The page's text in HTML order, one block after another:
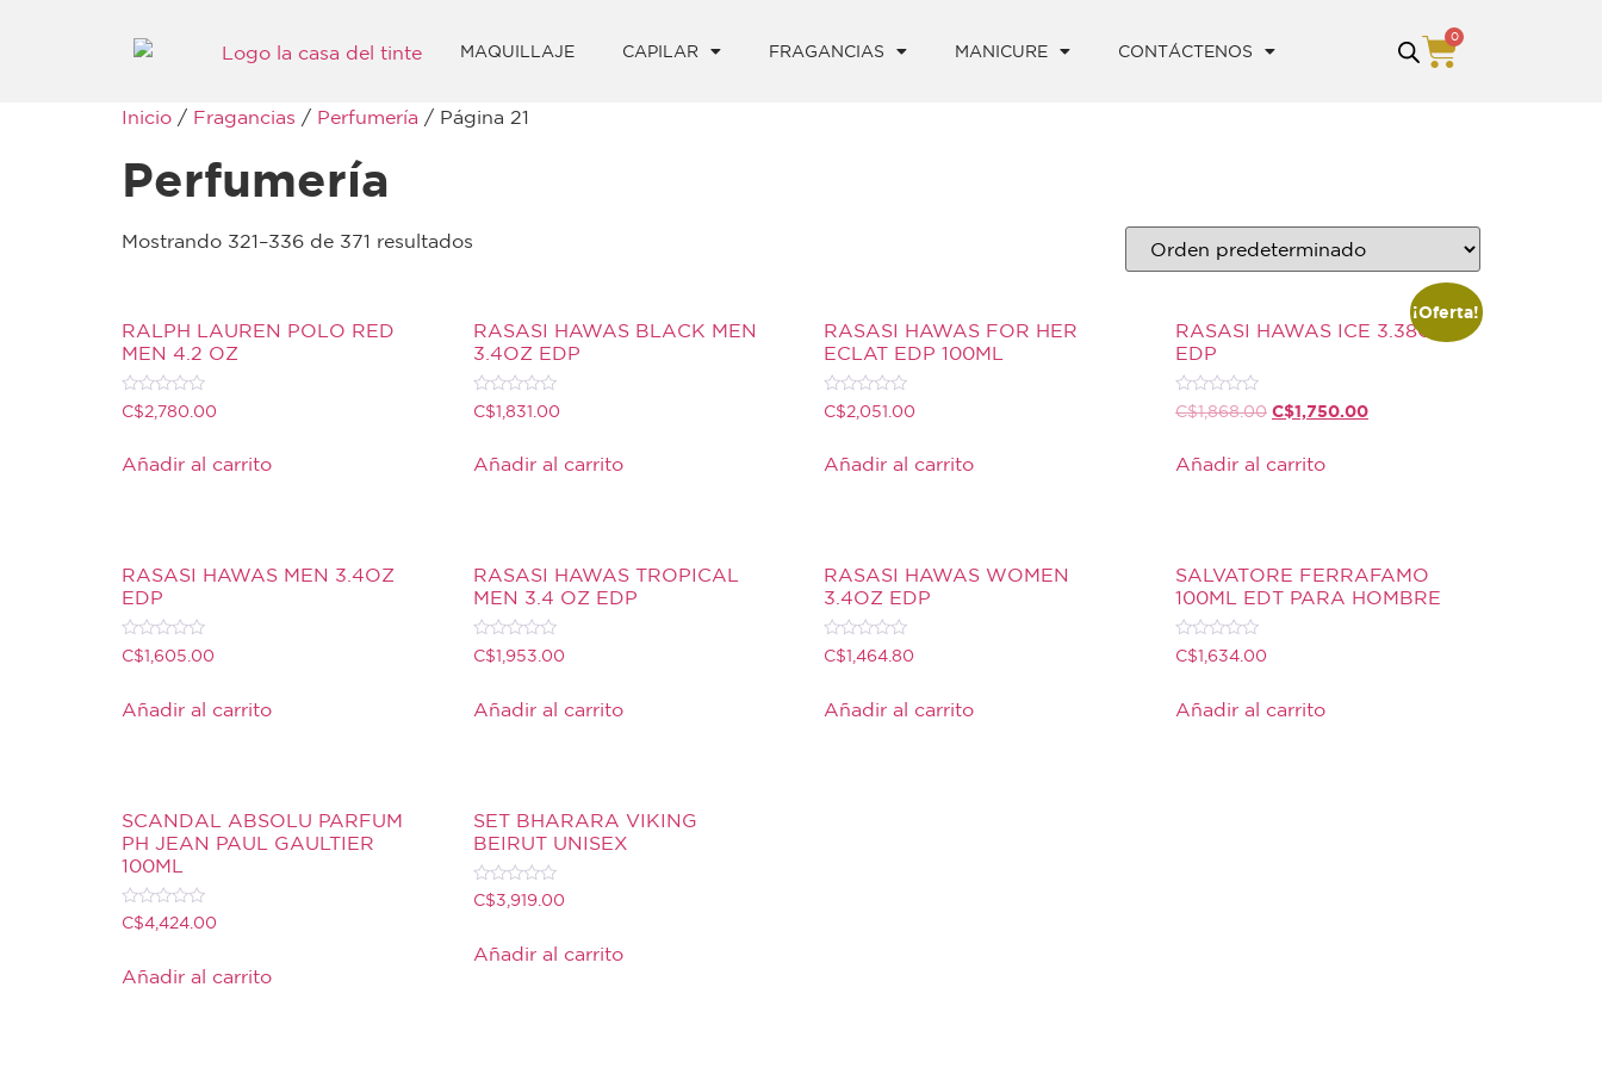
MAQUILLAJE CAPILAR FRAGANCIAS MANICURE CONTÁCTENOS
0
Inicio / Fragancias / Perfumería / Página 21
Perfumería
Mostrando 321–336 de 371 resultados
RALPH LAUREN POLO RED
MEN 4.2 OZ
Valorado
con
5
C$2,780.00
Añadir al carrito
RASASI HAWAS BLACK MEN
3.4OZ EDP
Valorado
con
5
C$1,831.00
Añadir al carrito
RASASI HAWAS FOR HER
ECLAT EDP 100ML
Valorado
con
5
C$2,051.00
Añadir al carrito
¡Oferta!
RASASI HAWAS ICE 3.38OZ
EDP
Valorado
con
5
C$1,868.00 C$1,750.00
Añadir al carrito
RASASI HAWAS MEN 3.4OZ
EDP
Valorado
con
5
C$1,605.00
Añadir al carrito
RASASI HAWAS TROPICAL
MEN 3.4 OZ EDP
Valorado
con
5
C$1,953.00
Añadir al carrito
RASASI HAWAS WOMEN
3.4OZ EDP
Valorado
con
5
C$1,464.80
Añadir al carrito
SALVATORE FERRAFAMO
100ML EDT PARA HOMBRE
Valorado
con
5
C$1,634.00
Añadir al carrito
SCANDAL ABSOLU PARFUM
PH JEAN PAUL GAULTIER
100ML
Valorado
con
5
C$4,424.00
Añadir al carrito
SET BHARARA VIKING
BEIRUT UNISEX
Valorado
con
5
C$3,919.00
Añadir al carrito